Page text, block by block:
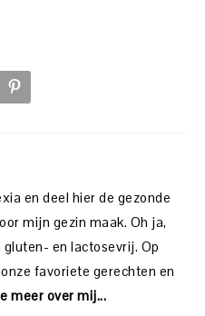
en deel hier de gezonde
mijn gezin maak. Oh ja,
en lactosevrij. Op
favoriete gerechten en
meer over mij...